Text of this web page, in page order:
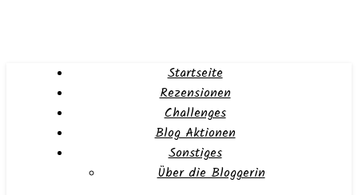
Startseite
Rezensionen
Challenges
Blog Aktionen
Sonstiges
Über die Bloggerin